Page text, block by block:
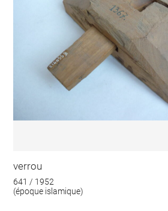
verrou
641 / 1952
(époque islamique)